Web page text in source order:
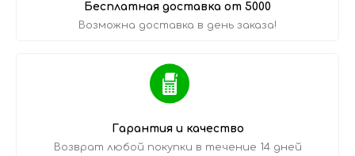
Бесплатная доставка от 5000
Возможна доставка в день заказа!
Гарантия и качество
Возврат любой покупки в течение 14 дней